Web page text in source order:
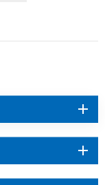
사업에 큰 어려움을
없을 때도 있고, 환경미
버리면 쓰레...